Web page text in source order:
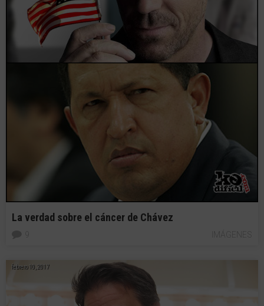
La verdad sobre el cáncer de Chávez
febrero 10, 2017